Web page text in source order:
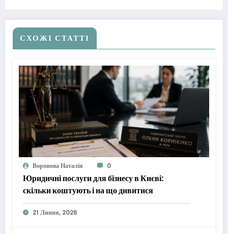
СХОЖІ СТАТТІ
Воронова Наталія 0
Юридичні послуги для бізнесу в Києві:
скільки коштують і на що дивитися
21 Липня, 2026